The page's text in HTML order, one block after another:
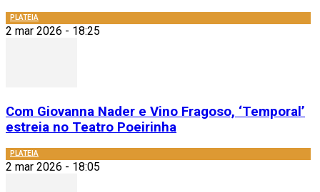
PLATEIA
2 mar 2026 - 18:25
Com Giovanna Nader e Vino Fragoso, ‘Temporal’
estreia no Teatro Poeirinha
PLATEIA
2 mar 2026 - 18:05